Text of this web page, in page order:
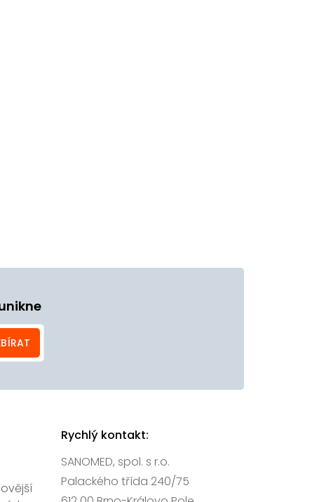
Rychlý kontakt:
SANOMED, spol. s r.o.
Palackého třída 240/75